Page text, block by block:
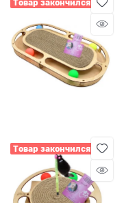
Товар закончился
Товар закончился